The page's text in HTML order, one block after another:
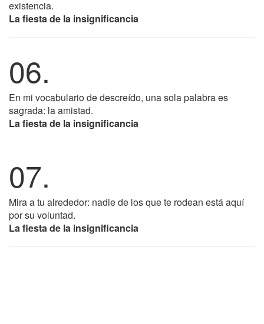
existencia.
La fiesta de la insignificancia
06.
En mi vocabulario de descreído, una sola palabra es
sagrada: la amistad.
La fiesta de la insignificancia
07.
Mira a tu alrededor: nadie de los que te rodean está aquí
por su voluntad.
La fiesta de la insignificancia